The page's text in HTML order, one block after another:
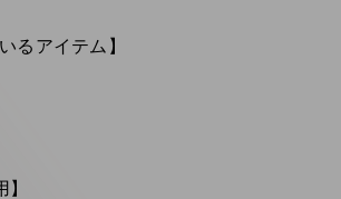
るアイテム】